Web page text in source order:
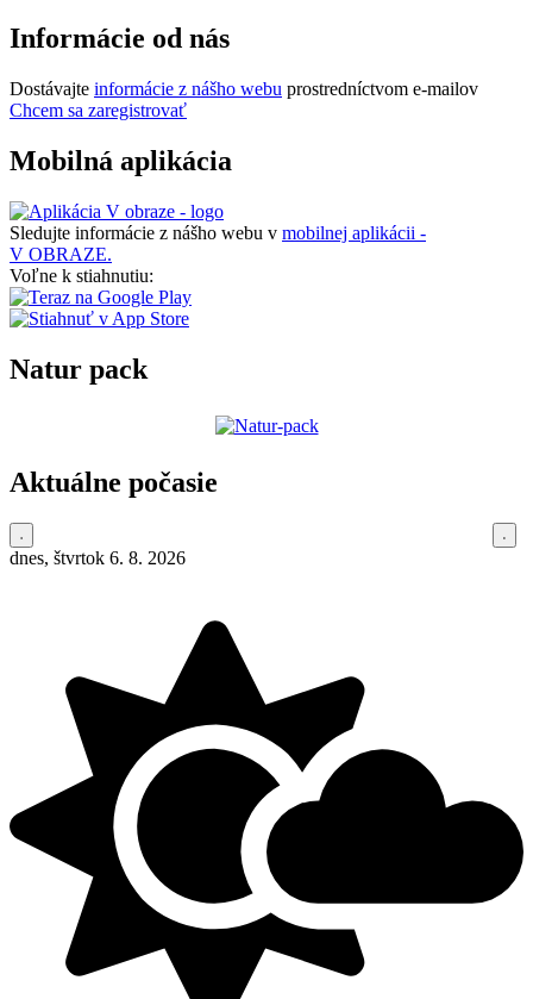
Informácie od nás
Dostávajte informácie z nášho webu prostredníctvom e-mailov
Chcem sa zaregistrovať
Mobilná aplikácia
Sledujte informácie z nášho webu v mobilnej aplikácii -
V OBRAZE.
Voľne k stiahnutiu:
Natur pack
Aktuálne počasie
dnes, štvrtok 6. 8. 2026